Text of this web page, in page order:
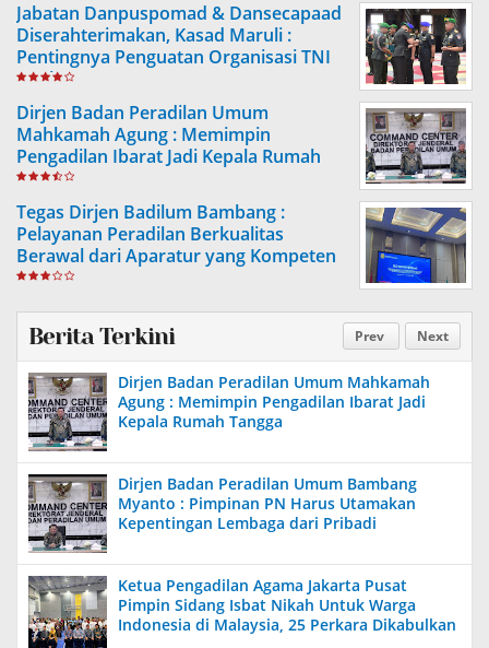
Jabatan Danpuspomad & Dansecapaad
Diserahterimakan, Kasad Maruli :
Pentingnya Penguatan Organisasi TNI
Angkatan Darat
Dirjen Badan Peradilan Umum
Mahkamah Agung : Memimpin
Pengadilan Ibarat Jadi Kepala Rumah
Tangga
Tegas Dirjen Badilum Bambang :
Pelayanan Peradilan Berkualitas
Berawal dari Aparatur yang Kompeten
Prev Next
Berita Terkini
Dirjen Badan Peradilan Umum Mahkamah
Agung : Memimpin Pengadilan Ibarat Jadi
Kepala Rumah Tangga
Dirjen Badan Peradilan Umum Bambang
Myanto : Pimpinan PN Harus Utamakan
Kepentingan Lembaga dari Pribadi
Ketua Pengadilan Agama Jakarta Pusat
Pimpin Sidang Isbat Nikah Untuk Warga
Indonesia di Malaysia, 25 Perkara Dikabulkan